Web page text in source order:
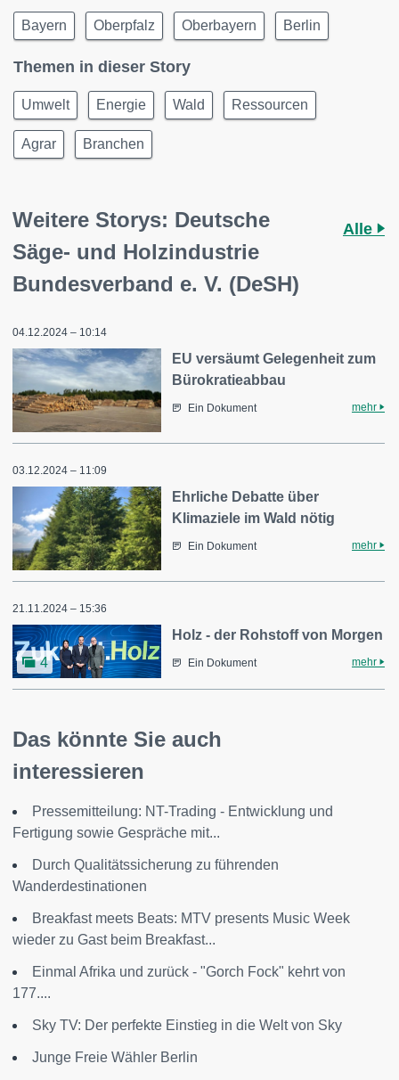
Bayern Oberpfalz Oberbayern Berlin
Themen in dieser Story
Umwelt Energie Wald Ressourcen
Agrar Branchen
Weitere Storys: Deutsche
Säge- und Holzindustrie
Bundesverband e. V. (DeSH)
Alle
04.12.2024 – 10:14
EU versäumt Gelegenheit zum
Bürokratieabbau
Ein Dokument mehr
03.12.2024 – 11:09
Ehrliche Debatte über
Klimaziele im Wald nötig
Ein Dokument mehr
21.11.2024 – 15:36
4
Holz - der Rohstoff von Morgen
Ein Dokument mehr
Das könnte Sie auch
interessieren
Pressemitteilung: NT-Trading - Entwicklung und
Fertigung sowie Gespräche mit...
Durch Qualitätssicherung zu führenden
Wanderdestinationen
Breakfast meets Beats: MTV presents Music Week
wieder zu Gast beim Breakfast...
Einmal Afrika und zurück - "Gorch Fock" kehrt von
177....
Sky TV: Der perfekte Einstieg in die Welt von Sky
Junge Freie Wähler Berlin